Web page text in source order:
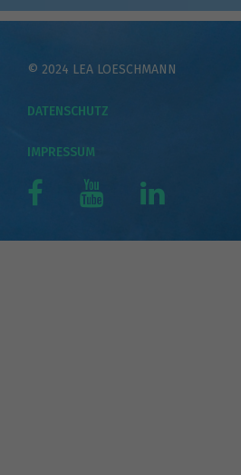
© 2024 LEA LOESCHMANN
DATENSCHUTZ
IMPRESSUM